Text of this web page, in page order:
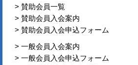
> 賛助会員一覧
> 賛助会員入会案内
> 賛助会員入会申込フォーム
> 一般会員入会案内
> 一般会員入会申込フォーム